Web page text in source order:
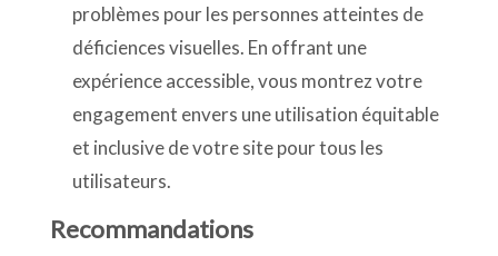
problèmes pour les personnes atteintes de
déficiences visuelles. En offrant une
expérience accessible, vous montrez votre
engagement envers une utilisation équitable
et inclusive de votre site pour tous les
utilisateurs.
Recommandations